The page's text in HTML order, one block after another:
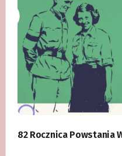
82 Rocznica Powstania